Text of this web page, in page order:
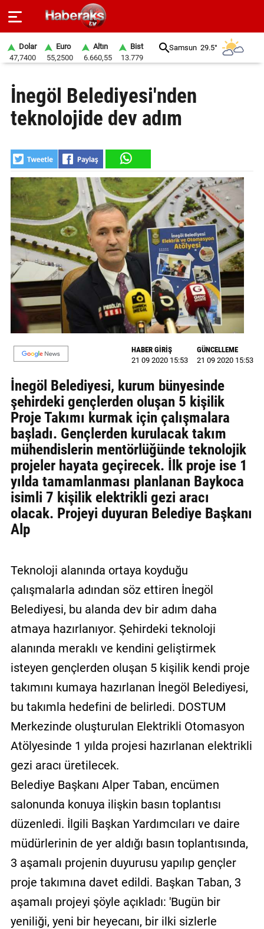
SPOR
YAŞAM
EKONOMİ
BELEDİYELER
SAĞLIK
SİYASET
EĞİTİM
GALERİ
VİDEO
YAZARLAR
BİZE
Künye
İletişim
Gizlilik
Sözleşmesi
Kullanıcı
Sözleşmesi
Dolar
47,7400
Euro
55,2500
Altın
6.660,55
Bist
13.779
Samsun 29.5°
İnegöl Belediyesi'nden
teknolojide dev adım
HABER GİRİŞ
21 09 2020 15:53
GÜNCELLEME
21 09 2020 15:53
İnegöl Belediyesi, kurum bünyesinde
şehirdeki gençlerden oluşan 5 kişilik
Proje Takımı kurmak için çalışmalara
başladı. Gençlerden kurulacak takım
mühendislerin mentörlüğünde teknolojik
projeler hayata geçirecek. İlk proje ise 1
yılda tamamlanması planlanan Baykoca
isimli 7 kişilik elektrikli gezi aracı
olacak. Projeyi duyuran Belediye Başkanı
Alp
Teknoloji alanında ortaya koyduğu
çalışmalarla adından söz ettiren İnegöl
Belediyesi, bu alanda dev bir adım daha
atmaya hazırlanıyor. Şehirdeki teknoloji
alanında meraklı ve kendini geliştirmek
isteyen gençlerden oluşan 5 kişilik kendi proje
takımını kumaya hazırlanan İnegöl Belediyesi,
bu takımla hedefini de belirledi. DOSTUM
Merkezinde oluşturulan Elektrikli Otomasyon
Atölyesinde 1 yılda projesi hazırlanan elektrikli
gezi aracı üretilecek.
Belediye Başkanı Alper Taban, encümen
salonunda konuya ilişkin basın toplantısı
düzenledi. İlgili Başkan Yardımcıları ve daire
müdürlerinin de yer aldığı basın toplantısında,
3 aşamalı projenin duyurusu yapılıp gençler
proje takımına davet edildi. Başkan Taban, 3
aşamalı projeyi şöyle açıkladı: 'Bugün bir
yeniliği, yeni bir heyecanı, bir ilki sizlerle